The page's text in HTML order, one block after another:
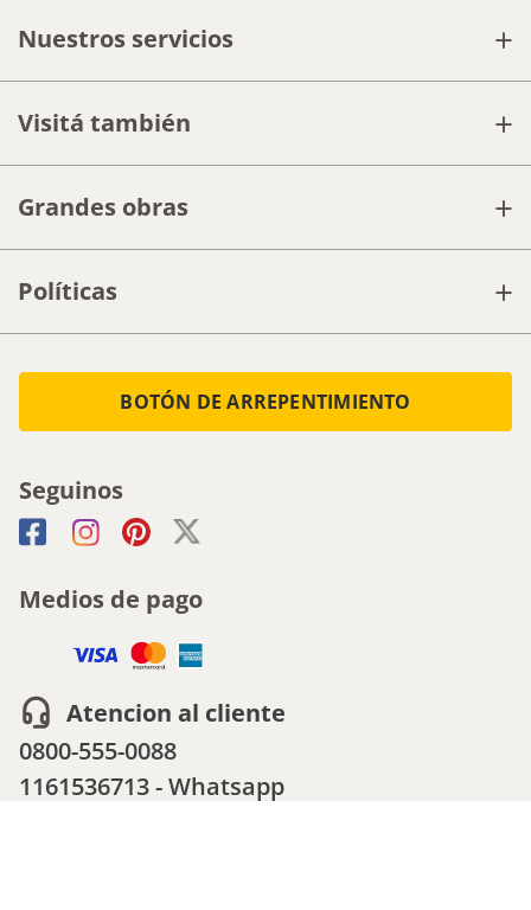
Nuestros servicios +
Visitá también +
Grandes obras +
Políticas +
BOTÓN DE ARREPENTIMIENTO
Seguinos
Medios de pago
Atencion al cliente
0800-555-0088
1161536713 - Whatsapp